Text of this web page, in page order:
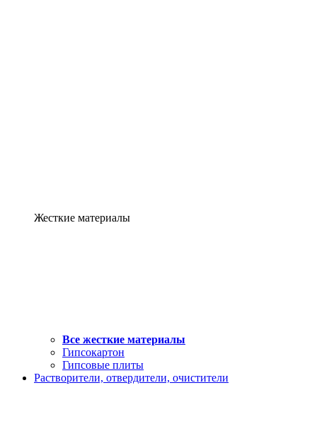
Жесткие материалы
Все жесткие материалы
Гипсокартон
Гипсовые плиты
Растворители, отвердители, очистители